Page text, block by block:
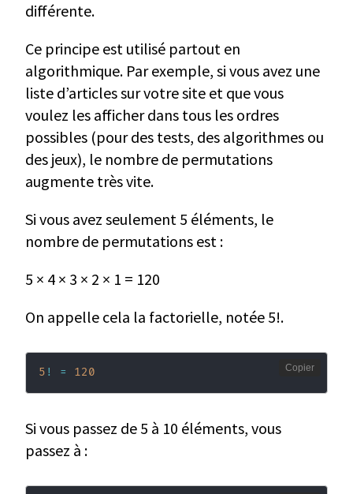
différente.
Ce principe est utilisé partout en
algorithmique. Par exemple, si vous avez une
liste d’articles sur votre site et que vous
voulez les afficher dans tous les ordres
possibles (pour des tests, des algorithmes ou
des jeux), le nombre de permutations
augmente très vite.
Si vous avez seulement 5 éléments, le
nombre de permutations est :
5 × 4 × 3 × 2 × 1 = 120
On appelle cela la factorielle, notée 5!.
5 ! = 120 Copier
Si vous passez de 5 à 10 éléments, vous
passez à :